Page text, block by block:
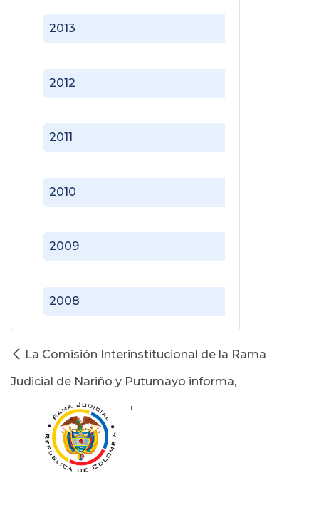
2008
2009
2010
2011
2012
2013
La Comisión Interinstitucional de la Rama
Judicial de Nariño y Putumayo informa,
'